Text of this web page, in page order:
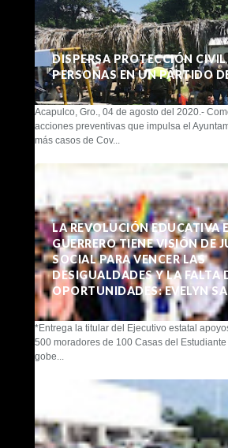
DISPERSA PROTECCIÓN
PERSONAS EN UN PARTIDO
Acapulco, Gro., 04 de agosto del 2020.-
acciones preventivas que impulsa el
más casos de Cov...
LA REVOLUCIÓN EDUCATIVA
GUERRERO TIENE VISIÓN DE
SOCIAL PARA VENCER LAS
DESIGUALDADES Y LA FALTA
OPORTUNIDADES: EVELYN
*Entrega la titular del Ejecutivo estatal
500 moradores de 100 Casas del
gobe...